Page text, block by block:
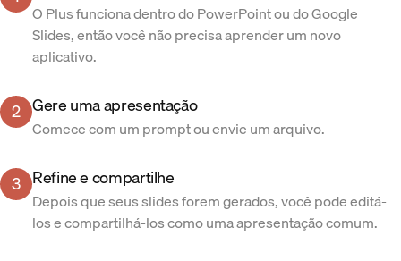
O Plus funciona dentro do PowerPoint ou do Google
Slides, então você não precisa aprender um novo
aplicativo.
2 Gere uma apresentação
Comece com um prompt ou envie um arquivo.
3 Refine e compartilhe
Depois que seus slides forem gerados, você pode editá-
los e compartilhá-los como uma apresentação comum.